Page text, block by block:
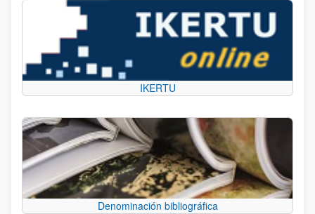
IKERTU
Denominación bibliográfica